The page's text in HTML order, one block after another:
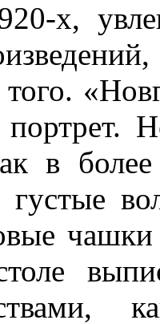
х,
того.
в
густые